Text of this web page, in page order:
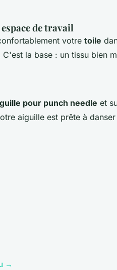
de travail
votre toile
la base : un tissu bien
pour punch needle et
aiguille est prête à
→